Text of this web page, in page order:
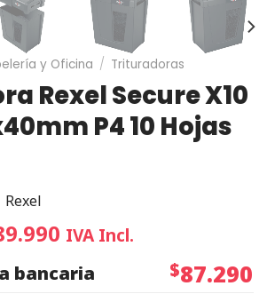
y Oficina / Trituradoras
Rexel Secure X10
P4 10 Hojas
Rexel
IVA Incl.
bancaria
$87.290